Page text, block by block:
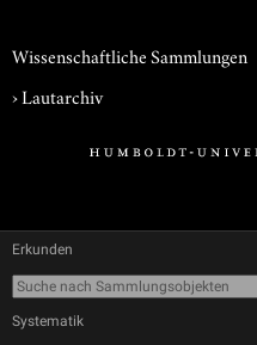
Wissenschaftliche Sammlungen
›Lautarchiv
Erkunden
Systematik